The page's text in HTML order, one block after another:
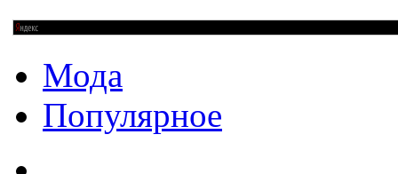
Мода
Популярное